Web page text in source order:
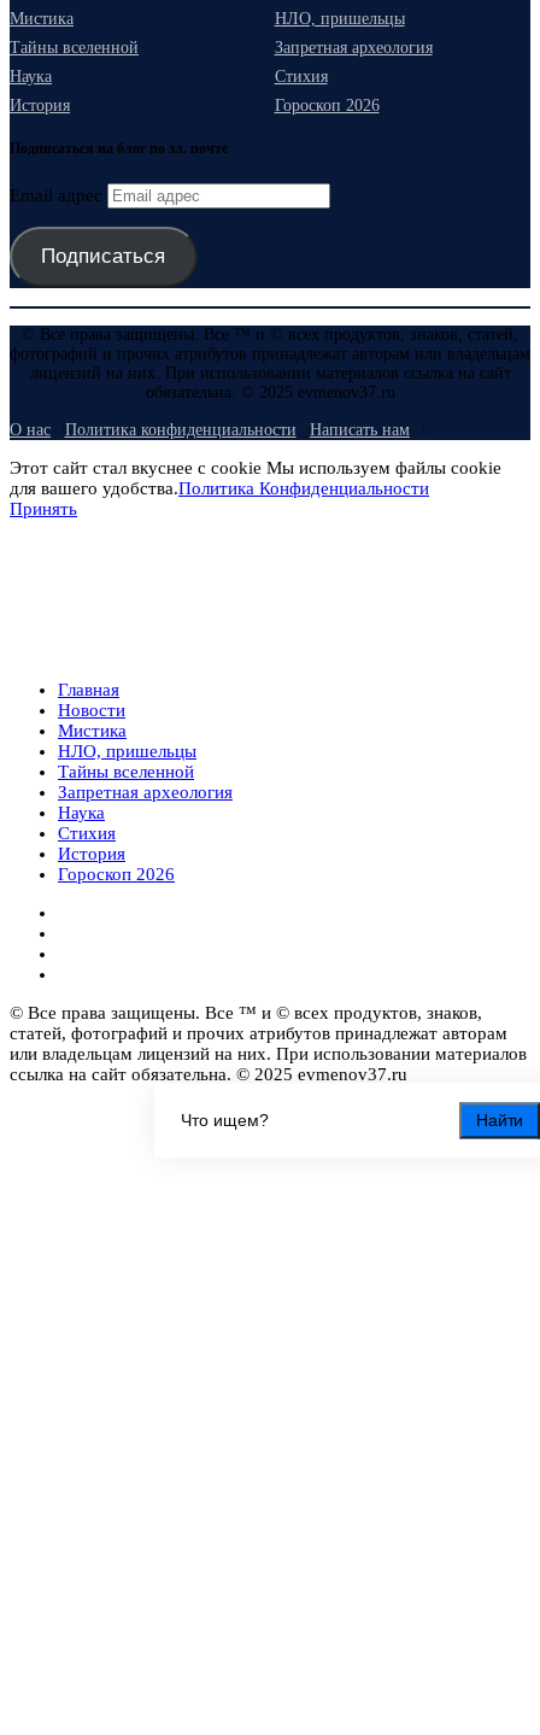
Найти
Мистика
НЛО, пришельцы
Тайны вселенной
Запретная археология
Наука
Стихия
История
Гороскоп 2026
Подписаться на блог по эл. почте
Email адрес
Подписаться
© Все права защищены. Все ™ и © всех продуктов, знаков, статей,
фотографий и прочих атрибутов принадлежат авторам или владельцам
лицензий на них. При использовании материалов ссылка на сайт
обязательна. © 2025 evmenov37.ru
О нас Политика конфиденциальности Написать нам
Этот сайт стал вкуснее с cookie Мы используем файлы cookie
для вашего удобства.Политика Конфиденциальности
Принять
Главная
Новости
Мистика
НЛО, пришельцы
Тайны вселенной
Запретная археология
Наука
Стихия
История
Гороскоп 2026
© Все права защищены. Все ™ и © всех продуктов, знаков,
статей, фотографий и прочих атрибутов принадлежат авторам
или владельцам лицензий на них. При использовании материалов
ссылка на сайт обязательна. © 2025 evmenov37.ru